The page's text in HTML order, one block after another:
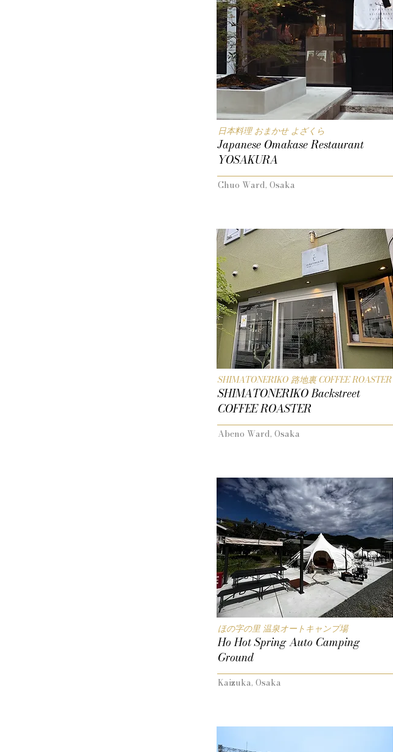
日本料理 おまかせ よざくら
Japanese Omakase Restaurant
YOSAKURA
Chuo Ward, Osaka
SHIMATONERIKO 路地裏 COFFEE ROASTER
SHIMATONERIKO Backstreet
COFFEE ROASTER
Abeno Ward, Osaka
ほの字の里 温泉オートキャンプ場
Ho Hot Spring Auto Camping
Ground
Kaizuka, Osaka